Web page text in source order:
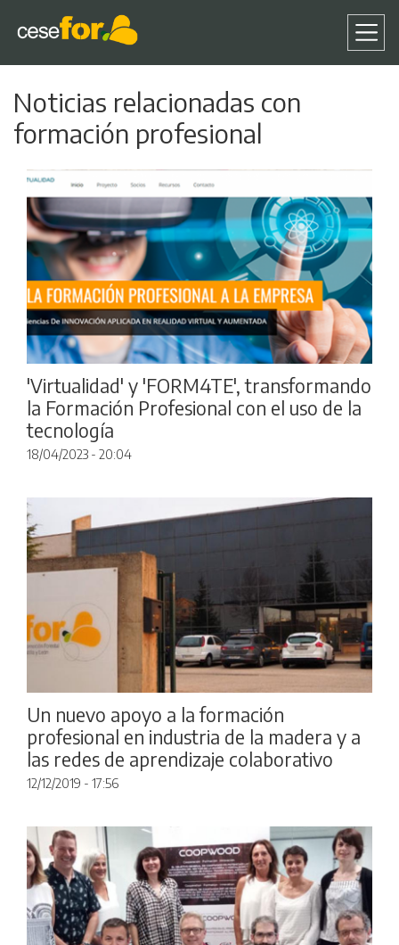
al
contenido
principal
Noticias relacionadas con
formación profesional
'Virtualidad' y 'FORM4TE', transformando
la Formación Profesional con el uso de la
tecnología
18/04/2023 - 20:04
Un nuevo apoyo a la formación
profesional en industria de la madera y a
las redes de aprendizaje colaborativo
12/12/2019 - 17:56